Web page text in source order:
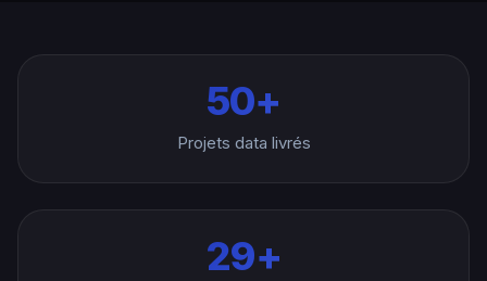
50+
Projets data livrés
30+